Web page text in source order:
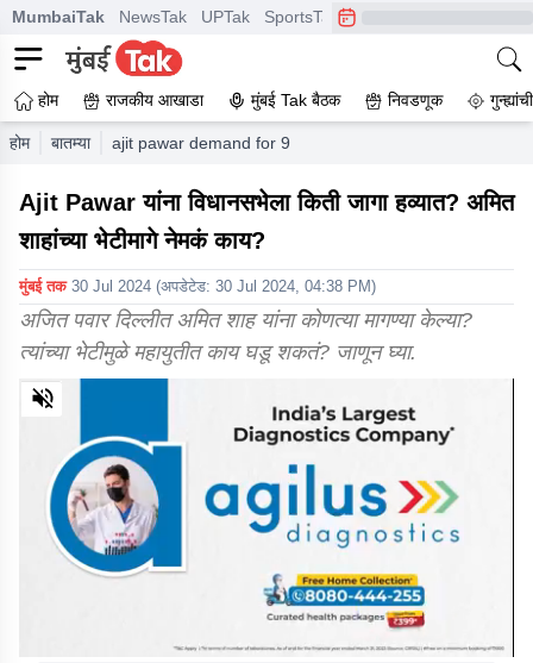
MumbaiTak NewsTak UPTak SportsTak CrimeTak
होम राजकीय आखाडा मुंबई Tak बैठक निवडणूक
होम बातम्या ajit pawar demand for 90 seats in vidhan sabha and
Ajit Pawar यांना विधानसभेला किती जागा हव्यात? अमित
शाहांच्या भेटीमागे नेमकं काय?
मुंबई तक 30 Jul 2024 (अपडेटेड: 30 Jul 2024, 04:38 PM)
अजित पवार दिल्लीत अमित शाह यांना कोणत्या मागण्या केल्या?
त्यांच्या भेटीमुळे महायुतीत काय घडू शकतं? जाणून घ्या.
0
of
minutes,
seconds